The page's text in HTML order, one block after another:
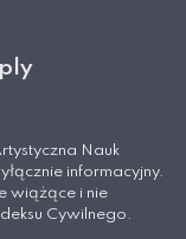
Nauk
informacyjny.
wiążące i nie
Cywilnego.